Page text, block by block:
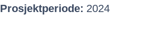
Prosjektperiode: 2024